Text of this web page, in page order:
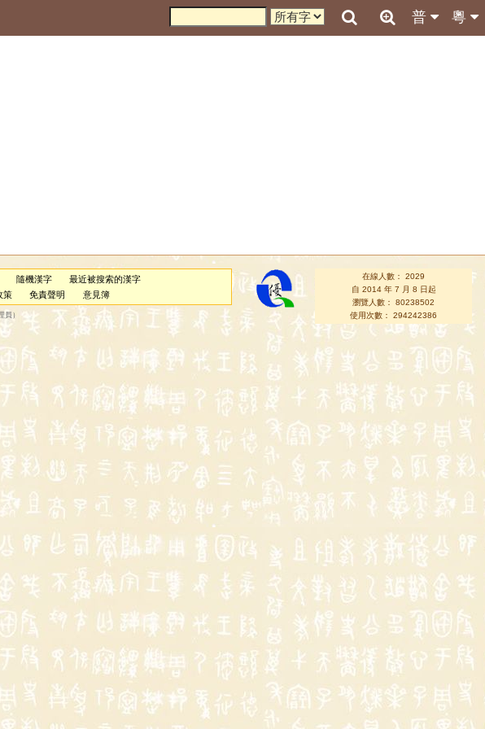
粵
普
隨機漢字
最近被搜索的漢字
策 免責聲明 意見簿
員）
在線人數： 2029
自 2014 年 7 月 8 日起
瀏覽人數： 80238502
使用次數： 294242386